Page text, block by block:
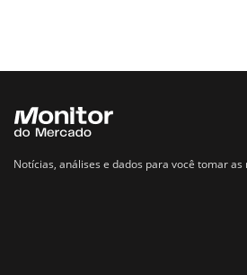
Notícias, análises e dados para você tomar